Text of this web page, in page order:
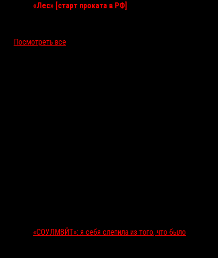
«Лес» [старт проката в РФ]
Посмотреть все
«СОУЛМ8ЙТ»: я себя слепила из того, что было